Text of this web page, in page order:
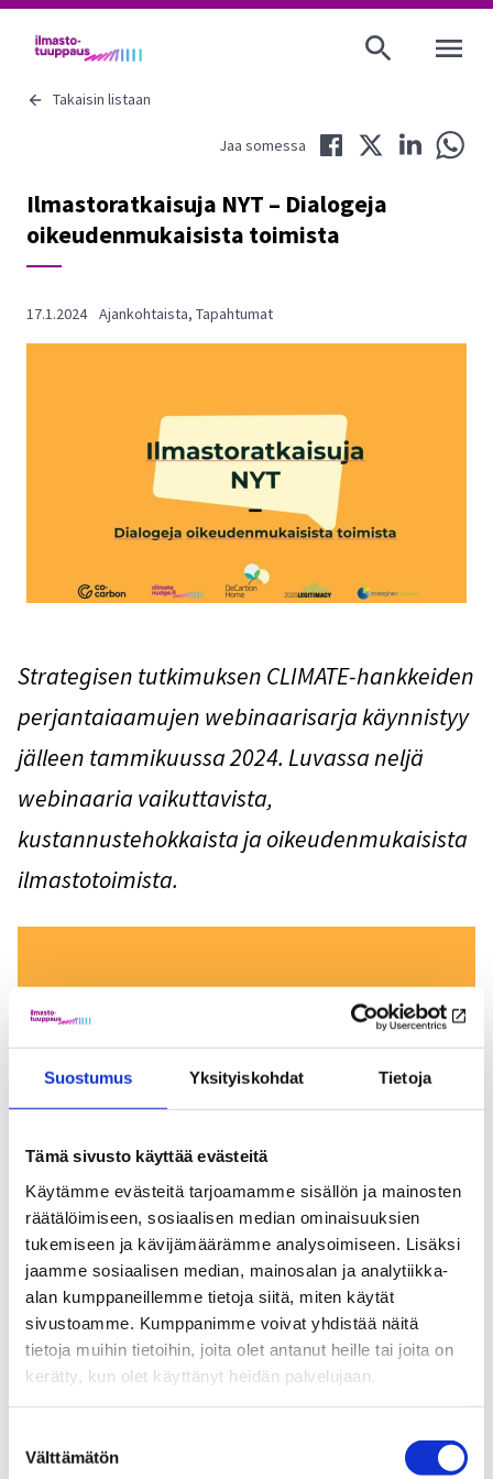
Suostumus Yksityiskohdat Tietoja
Tämä sivusto käyttää evästeitä
Käytämme evästeitä tarjoamamme sisällön ja mainosten
räätälöimiseen, sosiaalisen median ominaisuuksien
tukemiseen ja kävijämäärämme analysoimiseen. Lisäksi
jaamme sosiaalisen median, mainosalan ja analytiikka-
alan kumppaneillemme tietoja siitä, miten käytät
sivustoamme. Kumppanimme voivat yhdistää näitä
tietoja muihin tietoihin, joita olet antanut heille tai joita on
kerätty, kun olet käyttänyt heidän palvelujaan.
valinta
Välttämätön
Takaisin listaan
Jaa somessa
Jaa Twitterissä
Jaa
Ilmastoratkaisuja NYT – Dialogeja
oikeudenmukaisista toimista
17.1.2024 Ajankohtaista, Tapahtumat
Strategisen tutkimuksen CLIMATE-hankkeiden
perjantaiaamujen webinaarisarja käynnistyy
jälleen tammikuussa 2024. Luvassa neljä
webinaaria vaikuttavista,
kustannustehokkaista ja oikeudenmukaisista
ilmastotoimista.
Tutkimukseen perustuvissa alustuksissa CLIMATE-
hankkeiden tutkijat esittelevät uusimpia tuloksia
ilmastoviisaista ratkaisuista. Asiantuntijakommenttien
jälkeen on varattu aikaa yleisökeskusteluun.